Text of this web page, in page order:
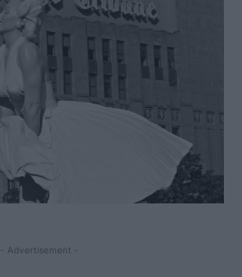
- Advertisement -